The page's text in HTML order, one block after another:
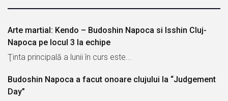
Arte martial: Kendo – Budoshin Napoca si Isshin Cluj-
Napoca pe locul 3 la echipe
Ţinta principală a lunii în curs este...
Budoshin Napoca a facut onoare clujului la “Judgement
Day”